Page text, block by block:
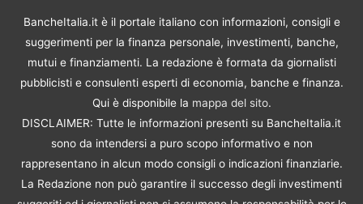
BancheItalia.it è il portale italiano con informazioni, consigli e
suggerimenti per la finanza personale, investimenti, banche,
mutui e finanziamenti. La redazione è formata da giornalisti
pubblicisti e consulenti esperti di economia, banche e finanza.
Qui è disponibile la mappa del sito.
DISCLAIMER: Tutte le informazioni presenti su BancheItalia.it
sono da intendersi a puro scopo informativo e non
rappresentano in alcun modo consigli o indicazioni finanziarie.
La Redazione non può garantire il successo degli investimenti